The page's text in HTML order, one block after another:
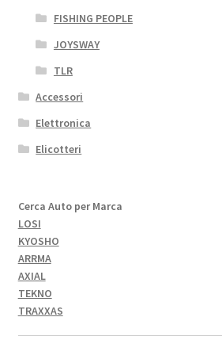
FISHING PEOPLE
JOYSWAY
TLR
Accessori
Elettronica
Elicotteri
Cerca Auto per Marca
LOSI
KYOSHO
ARRMA
AXIAL
TEKNO
TRAXXAS